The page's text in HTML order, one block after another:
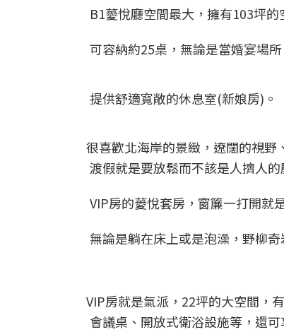
B1薆悅廳空間最大，擁有103坪的
可容納約25桌，無論是當婚宴場
提供舒適寬敞的休息室(新娘房)。
很喜歡北海岸的景緻，遼闊的視野
渡假就是要放鬆而不該是人擠人的
VIP房的薆悅套房，窗簾一打開就
無論是躺在床上或是泡澡，野柳
VIP房就是氣派，22坪的大空間，
會議桌、開放式衛浴設施等，還